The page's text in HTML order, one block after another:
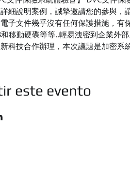
細說明案例，誠摯邀請您的參與，
子文件幾乎沒有任何保護措施，
移動硬碟等等..輕易洩密到企業外
科技合作辦理，本次議題是加密系
este evento